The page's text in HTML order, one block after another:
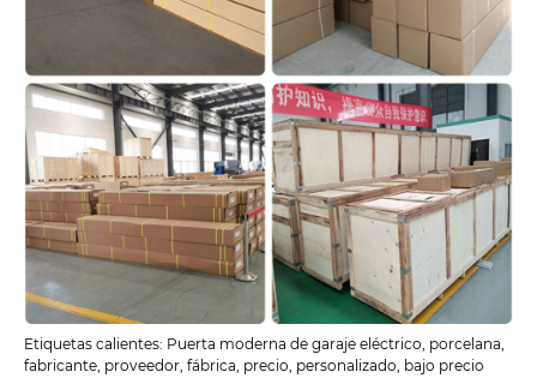
Etiquetas calientes: Puerta moderna de garaje eléctrico, porcelana,
fabricante, proveedor, fábrica, precio, personalizado, bajo precio